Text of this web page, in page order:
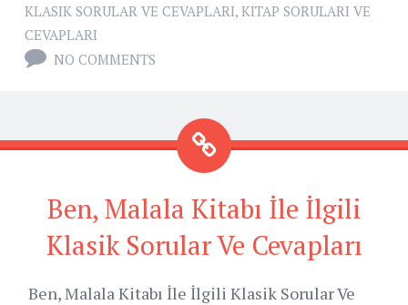
KLASIK SORULAR VE CEVAPLARI, KITAP SORULARI VE
CEVAPLARI
NO COMMENTS
Ben, Malala Kitabı İle İlgili
Klasik Sorular Ve Cevapları
Ben, Malala Kitabı İle İlgili Klasik Sorular Ve